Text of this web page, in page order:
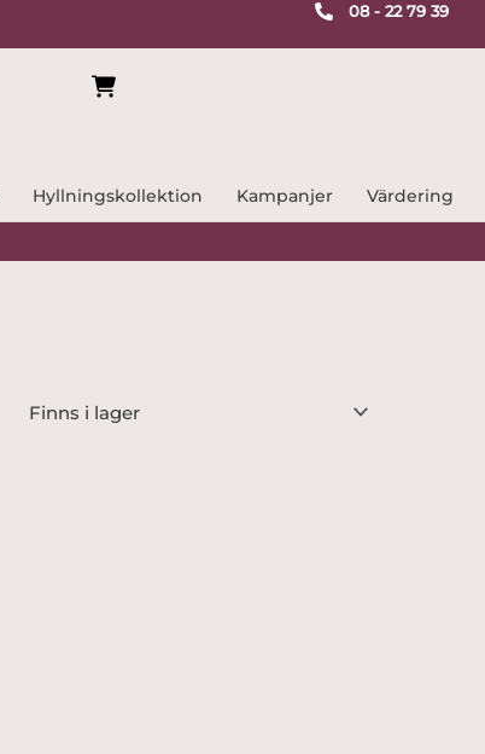
08 - 22 79 39
Hyllningskollektion Kampanjer Värdering